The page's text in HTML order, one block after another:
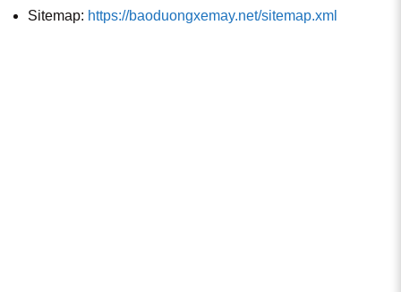
Sitemap: https://baoduongxemay.net/sitemap.xml